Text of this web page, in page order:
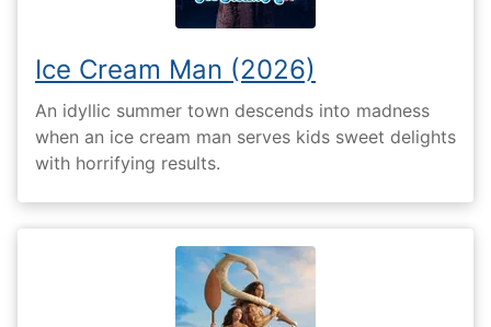
Ice Cream Man (2026)
An idyllic summer town descends into madness
when an ice cream man serves kids sweet delights
with horrifying results.